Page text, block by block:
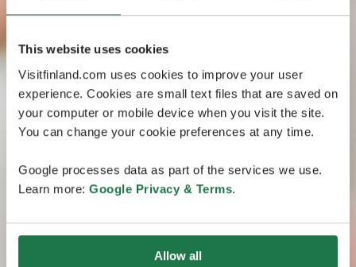
This website uses cookies
Visitfinland.com uses cookies to improve your user
experience. Cookies are small text files that are saved on
your computer or mobile device when you visit the site.
You can change your cookie preferences at any time.
Google processes data as part of the services we use.
Learn more: Google Privacy & Terms.
Allow all